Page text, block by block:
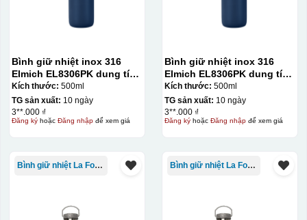
Bình giữ nhiệt inox 316
Elmich EL8306PK dung tích
500ml
Kích thước: 500ml
TG sản xuất: 10 ngày
3**.000 ₫
Đăng kýhoặc Đăng nhậpđể xem giá
Bình giữ nhiệt inox 316
Elmich EL8306PK dung tích
500ml
Kích thước: 500ml
TG sản xuất: 10 ngày
3**.000 ₫
Đăng kýhoặc Đăng nhậpđể xem giá
Bình giữ nhiệt La Fonte Bình giữ nhiệt La Fonte